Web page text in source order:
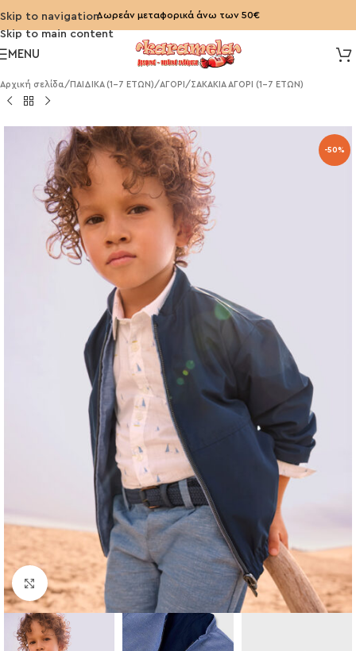
Skip to navigation
Skip to main content
Δωρεάν μεταφορικά άνω των 50€
MENU
Αρχική σελίδα/ ΠΑΙΔΙΚΑ (1-7 ΕΤΩΝ)/ΑΓΟΡΙ /ΣΑΚΑΚΙΑ ΑΓΟΡΙ (1-7 ΕΤΩΝ)
-50%
Click to enlarge